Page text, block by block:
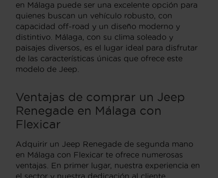
en Málaga puede ser una excelente opción para
quienes buscan un vehículo robusto, con
capacidad off-road y un diseño moderno y
distintivo. Málaga, con su clima soleado y
paisajes diversos, es el lugar ideal para disfrutar
de las características únicas que ofrece este
modelo de Jeep.
Ventajas de comprar un Jeep
Renegade en Málaga con
Flexicar
Adquirir un Jeep Renegade de segunda mano
en Málaga con Flexicar te ofrece numerosas
ventajas. En primer lugar, nuestra experiencia en
el sector y nuestra dedicación al cliente